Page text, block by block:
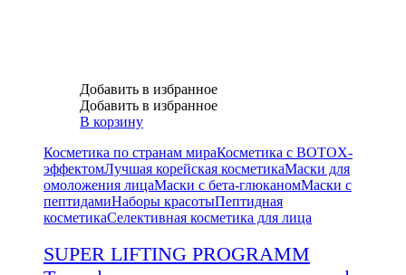
Добавить в избранное
Добавить в избранное
В корзину
Косметика по странам мираКосметика с BOTOX-
эффектомЛучшая корейская косметикаМаски для
омоложения лицаМаски с бета-глюканомМаски с
пептидамиНаборы красотыПептидная
косметикаСелективная косметика для лица
SUPER LIFTING PROGRAMM